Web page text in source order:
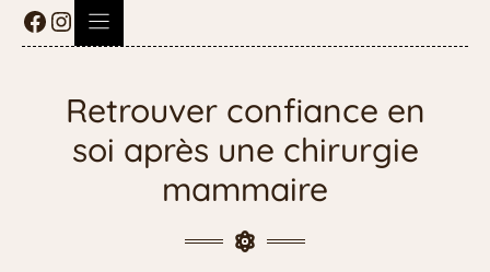
Retrouver confiance en
soi après une chirurgie
mammaire